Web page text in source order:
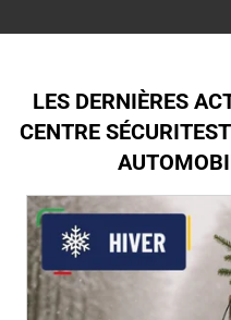
LES DERNIÈRES
CENTRE